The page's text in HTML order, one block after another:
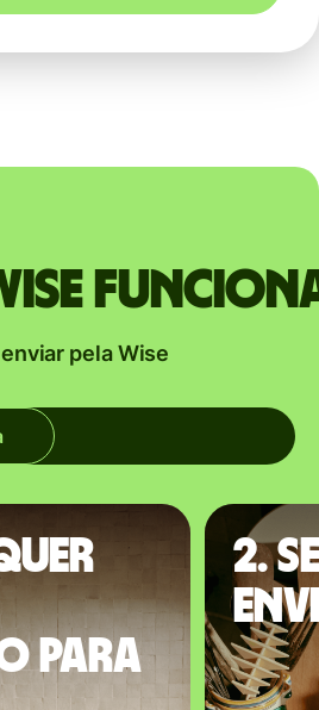
pela Wise
para
2.